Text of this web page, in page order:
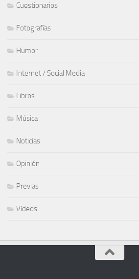
Cuestionarios
Fotografías
Humor
Internet / Social Media
Libros
Música
Noticias
Opinión
Previas
Vídeos